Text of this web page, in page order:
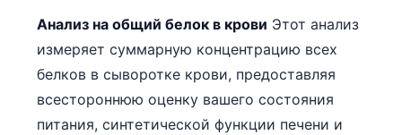
Анализ на общий белок в крови Этот анализ
измеряет суммарную концентрацию всех
белков в сыворотке крови, предоставляя
всестороннюю оценку вашего состояния
питания, синтетической функции печени и